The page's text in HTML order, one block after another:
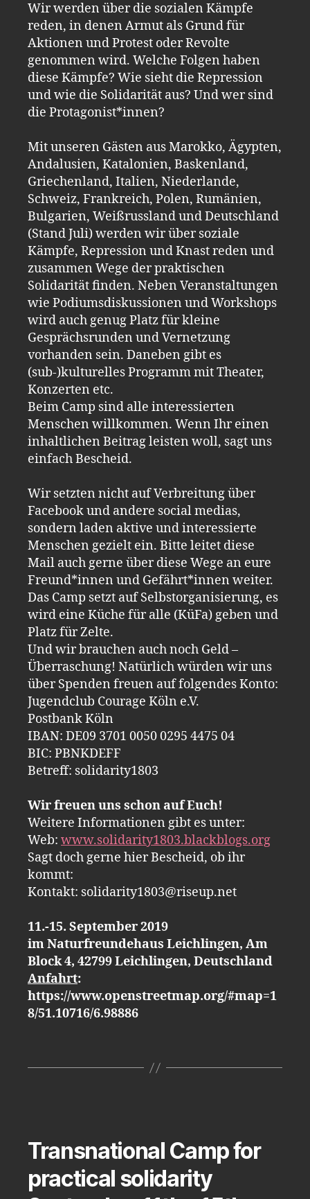
Wir werden über die sozialen Kämpfe
reden, in denen Armut als Grund für
Aktionen und Protest oder Revolte
genommen wird. Welche Folgen haben
diese Kämpfe? Wie sieht die Repression
und wie die Solidarität aus? Und wer sind
die Protagonist*innen?
Mit unseren Gästen aus Marokko, Ägypten,
Andalusien, Katalonien, Baskenland,
Griechenland, Italien, Niederlande,
Schweiz, Frankreich, Polen, Rumänien,
Bulgarien, Weißrussland und Deutschland
(Stand Juli) werden wir über soziale
Kämpfe, Repression und Knast reden und
zusammen Wege der praktischen
Solidarität finden. Neben Veranstaltungen
wie Podiumsdiskussionen und Workshops
wird auch genug Platz für kleine
Gesprächsrunden und Vernetzung
vorhanden sein. Daneben gibt es
(sub-)kulturelles Programm mit Theater,
Konzerten etc.
Beim Camp sind alle interessierten
Menschen willkommen. Wenn Ihr einen
inhaltlichen Beitrag leisten woll, sagt uns
einfach Bescheid.
Wir setzten nicht auf Verbreitung über
Facebook und andere social medias,
sondern laden aktive und interessierte
Menschen gezielt ein. Bitte leitet diese
Mail auch gerne über diese Wege an eure
Freund*innen und Gefährt*innen weiter.
Das Camp setzt auf Selbstorganisierung, es
wird eine Küche für alle (KüFa) geben und
Platz für Zelte.
Und wir brauchen auch noch Geld –
Überraschung! Natürlich würden wir uns
über Spenden freuen auf folgendes Konto:
Jugendclub Courage Köln e.V.
Postbank Köln
IBAN: DE09 3701 0050 0295 4475 04
BIC: PBNKDEFF
Betreff: solidarity1803
Wir freuen uns schon auf Euch!
Weitere Informationen gibt es unter:
Web: www.solidarity1803.blackblogs.org
Sagt doch gerne hier Bescheid, ob ihr
kommt:
Kontakt: solidarity1803@riseup.net
11.-15. September 2019
im Naturfreundehaus Leichlingen, Am
Block 4, 42799 Leichlingen, Deutschland
Anfahrt:
https://www.openstreetmap.org/#map=1
8/51.10716/6.98886
Transnational Camp for
practical solidarity